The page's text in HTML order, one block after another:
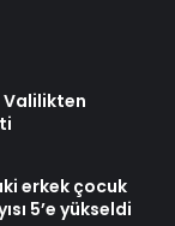
Valilikten
erkek çocuk
5’e yükseldi